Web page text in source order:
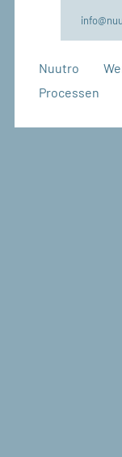
Nuutro
Processen